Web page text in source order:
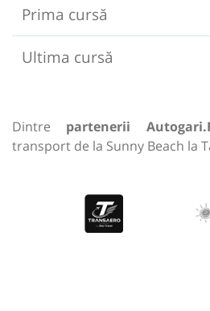
Prima cursă
Ultima cursă
Dintre partenerii
transport de la Sunny Beach la